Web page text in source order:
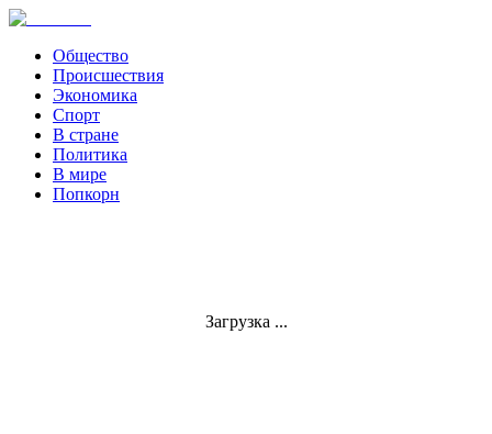
Общество
Происшествия
Экономика
Спорт
В стране
Политика
В мире
Попкорн
Загрузка ...